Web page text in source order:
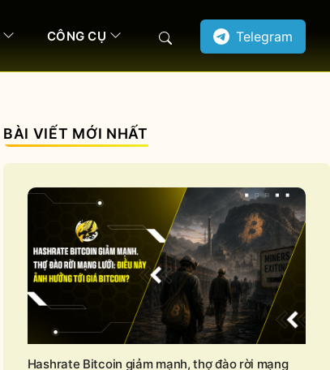
CÔNG CỤ Search Telegram
BÀI VIẾT MỚI NHẤT
Hashrate Bitcoin giảm mạnh, thợ đào rời mạng